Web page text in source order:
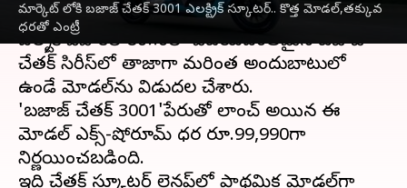
మార్కెట్ లోకి బజాజ్ చేతక్ 3001 ఎలక్ట్రిక్ స్కూటర్.. కొత్త మోడల్,తక్కువ
ధరతో ఎంట్రీ
ఈ వార్తాకథనం ఏంటి
ఎలక్ట్రిక్ వెహికల్ రంగంలో విజయవంతమైన బజాజ్
చేతక్ సిరీస్‌లో తాజాగా మరింత అందుబాటులో
ఉండే మోడల్‌ను విడుదల చేశారు.
'బజాజ్ చేతక్ 3001'పేరుతో లాంచ్ అయిన ఈ
మోడల్‌ ఎక్స్-షోరూమ్‌ ధర రూ.99,990గా
నిర్ణయించబడింది.